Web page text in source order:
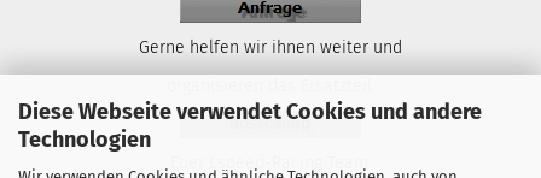
Diese Webseite verwendet Cookies und andere
Technologien
Gerne helfen wir ihnen weiter und